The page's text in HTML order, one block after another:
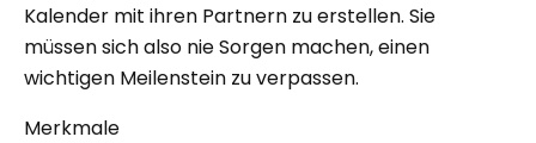
Kalender mit ihren Partnern zu erstellen. Sie
müssen sich also nie Sorgen machen, einen
wichtigen Meilenstein zu verpassen.
Merkmale